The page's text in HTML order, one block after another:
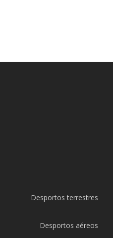
Desportos terrestres
Desportos aéreos